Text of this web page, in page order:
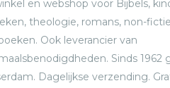
en webshop voor Bijbels,
theologie, romans, non-
Ook leverancier van
Sinds 1962
Dagelijkse verzending.